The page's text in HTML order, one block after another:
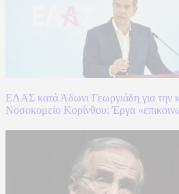
ΕΛΑΣ κατά Άδωνι Γεωργιάδη για την
Νοσοκομείο Κορίνθου: Έργα